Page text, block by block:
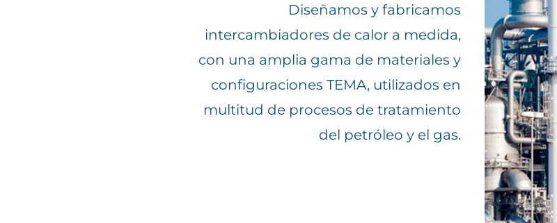
Diseñamos y fabricamos
intercambiadores de calor a medida,
con una amplia gama de materiales y
configuraciones TEMA, utilizados en
multitud de procesos de tratamiento
del petróleo y el gas.